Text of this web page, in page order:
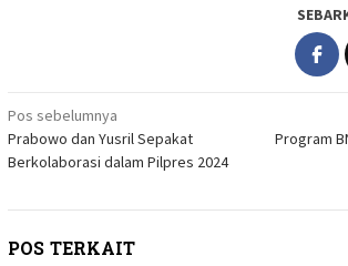
Navigasi
pos
Pos sebelumnya
Prabowo dan Yusril Sepakat
Berkolaborasi dalam Pilpres 2024
Program
POS TERKAIT